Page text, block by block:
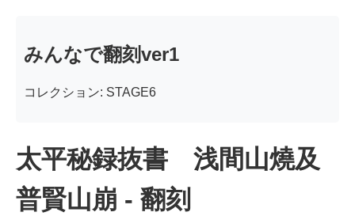
みんなで翻刻ver1
コレクション: STAGE6
太平秘録抜書 浅間山燒及
普賢山崩 - 翻刻